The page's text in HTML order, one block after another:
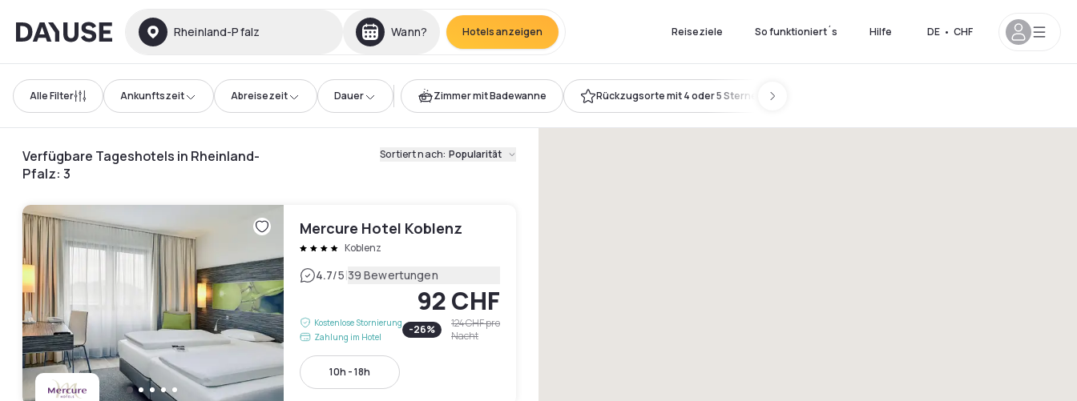
Dayuse Rheinland-Pfalz Wann? Hotels anzeigen Reiseziele So funktioniert´s Hilfe DE • CHF
Alle Filter Ankunftszeit Abreisezeit Dauer Zimmer mit Badewanne Rückzugsorte mit 4 oder 5 Sternen
Verfügbare Tageshotels in Rheinland-
Pfalz: 3
Sortiert nach: Popularität
Mercure Hotel Koblenz
Koblenz
4.7/5|39 Bewertungen
Kostenlose Stornierung
Zahlung im Hotel
92 CHF
-26% 124 CHFpro
Nacht
10h - 18h